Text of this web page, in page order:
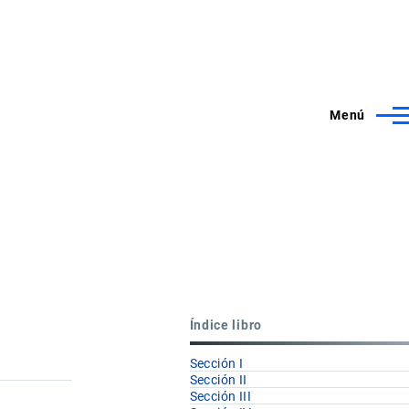
Menú
Índice libro
Sección I
Sección II
Sección III